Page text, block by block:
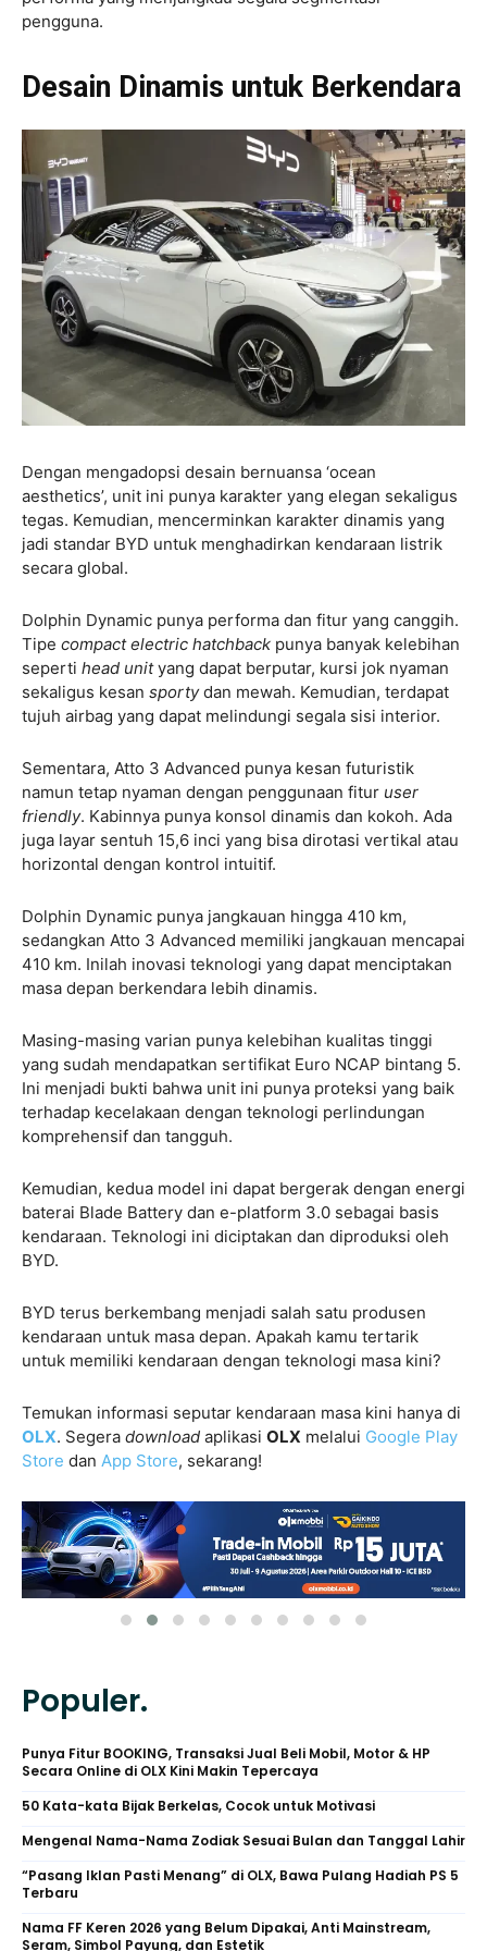
pengguna.
Desain Dinamis untuk Berkendara
Dengan mengadopsi desain bernuansa ‘ocean
aesthetics’, unit ini punya karakter yang elegan sekaligus
tegas. Kemudian, mencerminkan karakter dinamis yang
jadi standar BYD untuk menghadirkan kendaraan listrik
secara global.
Dolphin Dynamic punya performa dan fitur yang canggih.
Tipe compact electric hatchback punya banyak kelebihan
seperti head unityang dapat berputar, kursi jok nyaman
sekaligus kesan sportydan mewah. Kemudian, terdapat
tujuh airbag yang dapat melindungi segala sisi interior.
Sementara, Atto 3 Advanced punya kesan futuristik
namun tetap nyaman dengan penggunaan fitur user
friendly. Kabinnya punya konsol dinamis dan kokoh. Ada
juga layar sentuh 15,6 inci yang bisa dirotasi vertikal atau
horizontal dengan kontrol intuitif.
Dolphin Dynamic punya jangkauan hingga 410 km,
sedangkan Atto 3 Advanced memiliki jangkauan mencapai
410 km. Inilah inovasi teknologi yang dapat menciptakan
masa depan berkendara lebih dinamis.
Masing-masing varian punya kelebihan kualitas tinggi
yang sudah mendapatkan sertifikat Euro NCAP bintang 5.
Ini menjadi bukti bahwa unit ini punya proteksi yang baik
terhadap kecelakaan dengan teknologi perlindungan
komprehensif dan tangguh.
Kemudian, kedua model ini dapat bergerak dengan energi
baterai Blade Battery dan e-platform 3.0 sebagai basis
kendaraan. Teknologi ini diciptakan dan diproduksi oleh
BYD.
BYD terus berkembang menjadi salah satu produsen
kendaraan untuk masa depan. Apakah kamu tertarik
untuk memiliki kendaraan dengan teknologi masa kini?
Temukan informasi seputar kendaraan masa kini hanya di
OLX. Segera download aplikasi OLX melalui Google Play
Store dan App Store, sekarang!
Populer.
Punya Fitur BOOKING, Transaksi Jual Beli Mobil, Motor & HP
Secara Online di OLX Kini Makin Tepercaya
50 Kata-kata Bijak Berkelas, Cocok untuk Motivasi
Mengenal Nama-Nama Zodiak Sesuai Bulan dan Tanggal Lahir
“Pasang Iklan Pasti Menang” di OLX, Bawa Pulang Hadiah PS 5
Terbaru
Nama FF Keren 2026 yang Belum Dipakai, Anti Mainstream,
Seram, Simbol Payung, dan Estetik